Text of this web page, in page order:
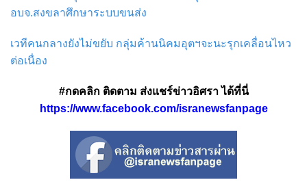
อบจ.สงขลาศึกษาระบบขนส่ง
เวทีคนกลางยังไม่ขยับ กลุ่มค้านนิคมอุตฯจะนะรุกเคลื่อนไหว
ต่อเนื่อง
#กดคลิก ติดตาม ส่งแชร์ข่าวอิศรา ได้ที่นี่
https://www.facebook.com/isranewsfanpage